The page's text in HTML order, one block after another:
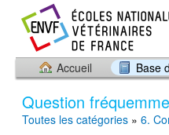
Accueil Base
Question
Toutes les catégories » 6.